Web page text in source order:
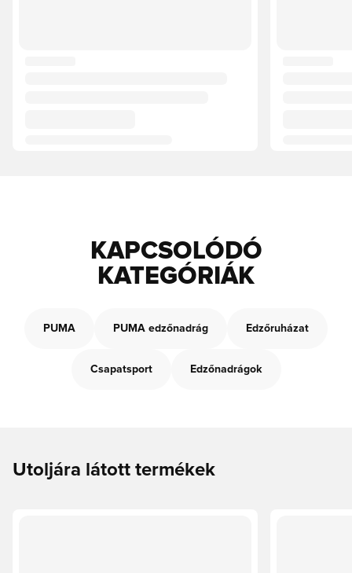
KAPCSOLÓDÓ
KATEGÓRIÁK
PUMA PUMA edzőnadrág Edzőruházat
Csapatsport Edzőnadrágok
Utoljára látott termékek